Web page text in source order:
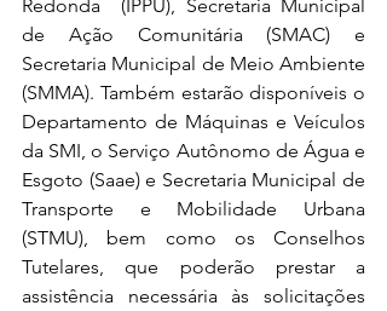
Redonda  (IPPU), Secretaria Municipal
de Ação Comunitária (SMAC) e
Secretaria Municipal de Meio Ambiente
(SMMA). Também estarão disponíveis o
Departamento de Máquinas e Veículos
da SMI, o Serviço Autônomo de Água e
Esgoto (Saae) e Secretaria Municipal de
Transporte e Mobilidade Urbana
(STMU), bem como os Conselhos
Tutelares, que poderão prestar a
assistência necessária às solicitações